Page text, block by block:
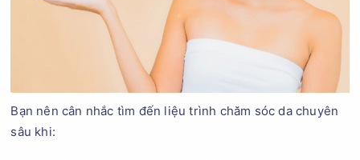
Bạn nên cân nhắc tìm đến liệu trình chăm sóc da chuyên
sâu khi: